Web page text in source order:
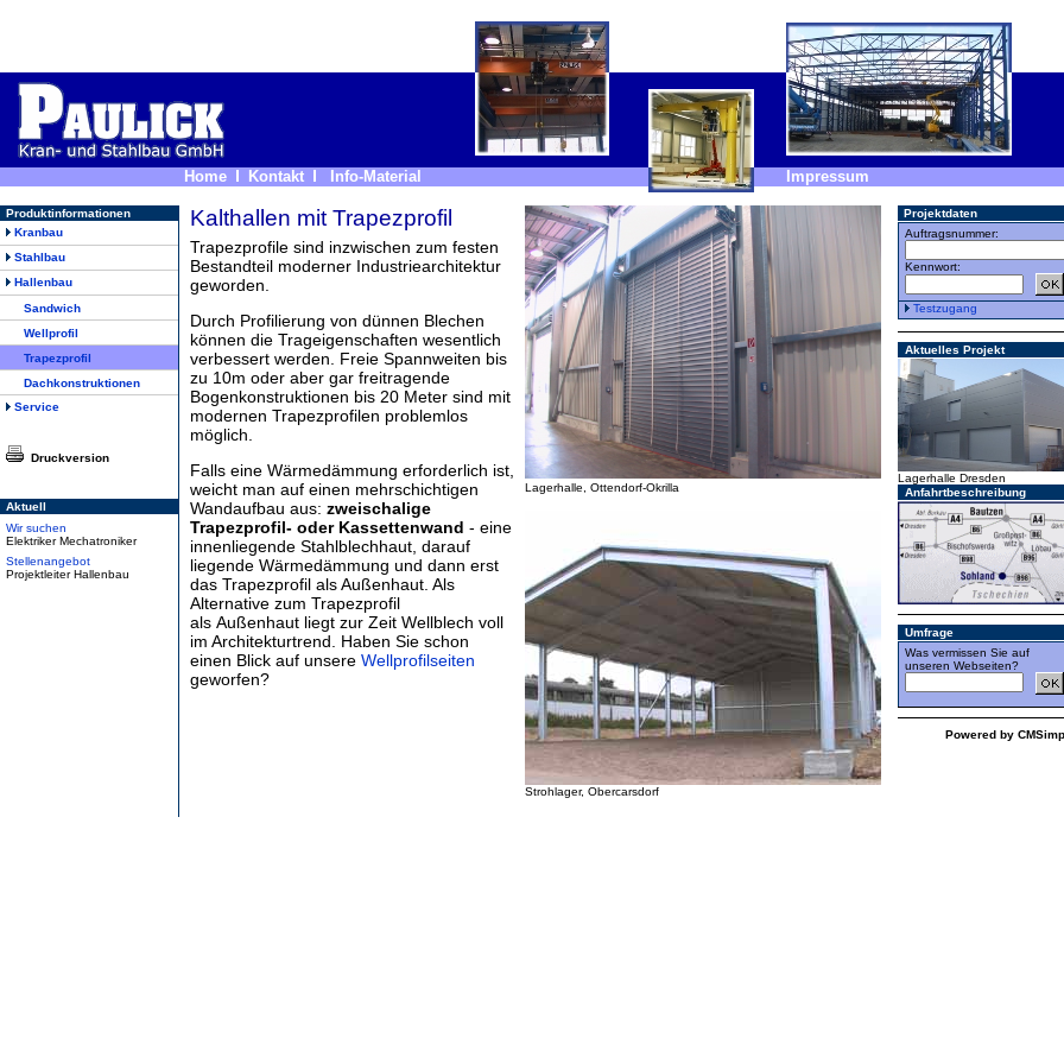
Home Kontakt Info-Material Impressum
Produktinformationen
Kranbau
Stahlbau
Hallenbau
Sandwich
Wellprofil
Trapezprofil
Dachkonstruktionen
Service
Druckversion
Aktuell
Wir suchen
Elektriker Mechatroniker
Stellenangebot
Projektleiter Hallenbau
Kalthallen mit Trapezprofil
Trapezprofile sind inzwischen zum festen
Bestandteil moderner Industriearchitektur
geworden.
Durch Profilierung von dünnen Blechen
können die Trageigenschaften wesentlich
verbessert werden. Freie Spannweiten bis
zu 10m oder aber gar freitragende
Bogenkonstruktionen bis 20 Meter sind mit
modernen Trapezprofilen problemlos
möglich.
Falls eine Wärmedämmung erforderlich ist,
weicht man auf einen mehrschichtigen
Wandaufbau aus: zweischalige
Trapezprofil- oder Kassettenwand - eine
innenliegende Stahlblechhaut, darauf
liegende Wärmedämmung und dann erst
das Trapezprofil als Außenhaut. Als
Alternative zum Trapezprofil
als Außenhaut liegt zur Zeit Wellblech voll
im Architekturtrend. Haben Sie schon
einen Blick auf unsere Wellprofilseiten
geworfen?
Lagerhalle, Ottendorf-Okrilla
Strohlager, Obercarsdorf
Projektdaten
Auftragsnummer:
Kennwort:
Testzugang
Aktuelles Projekt
Lagerhalle Dresden
Anfahrtbeschreibung
Umfrage
Was vermissen Sie auf
unseren Webseiten?
Powered by